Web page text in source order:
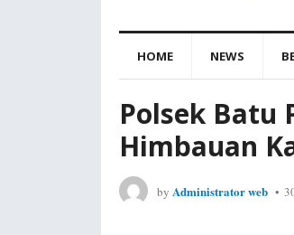
HOME NEWS
Polsek Batu
Himbauan
by Administrator web